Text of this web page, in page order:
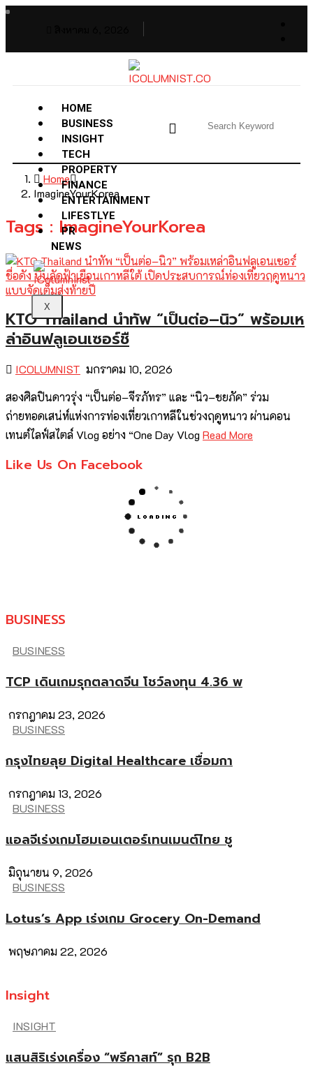
HOME
BUSINESS
INSIGHT
TECH
PROPERTY
FINANCE
ENTERTAINMENT
LIFESTLYE
PR
NEWS
X
Home
ImagineYourKorea
Tags : ImagineYourKorea
KTO Thailand นำทัพ “เป็นต่อ–นิว” พร้อมเห
ล่าอินฟลูเอนเซอร์ชื
ICOLUMNIST มกราคม 10, 2026
สองศิลปินดาวรุ่ง “เป็นต่อ–จีรภัทร” และ “นิว–ชยภัค” ร่วม
ถ่ายทอดเสน่ห์แห่งการท่องเที่ยวเกาหลีในช่วงฤดูหนาว ผ่านคอน
เทนต์ไลฟ์สไตล์ Vlog อย่าง “One Day Vlog Read More
Like Us On Facebook
BUSINESS
BUSINESS
TCP เดินเกมรุกตลาดจีน โชว์ลงทุน 4.36 พ
กรกฎาคม 23, 2026
BUSINESS
กรุงไทยลุย Digital Healthcare เชื่อมกา
กรกฎาคม 13, 2026
BUSINESS
แอลจีเร่งเกมโฮมเอนเตอร์เทนเมนต์ไทย ชู
มิถุนายน 9, 2026
BUSINESS
Lotus’s App เร่งเกม Grocery On-Demand
พฤษภาคม 22, 2026
Insight
INSIGHT
แสนสิริเร่งเครื่อง “พรีคาสท์” รุก B2B